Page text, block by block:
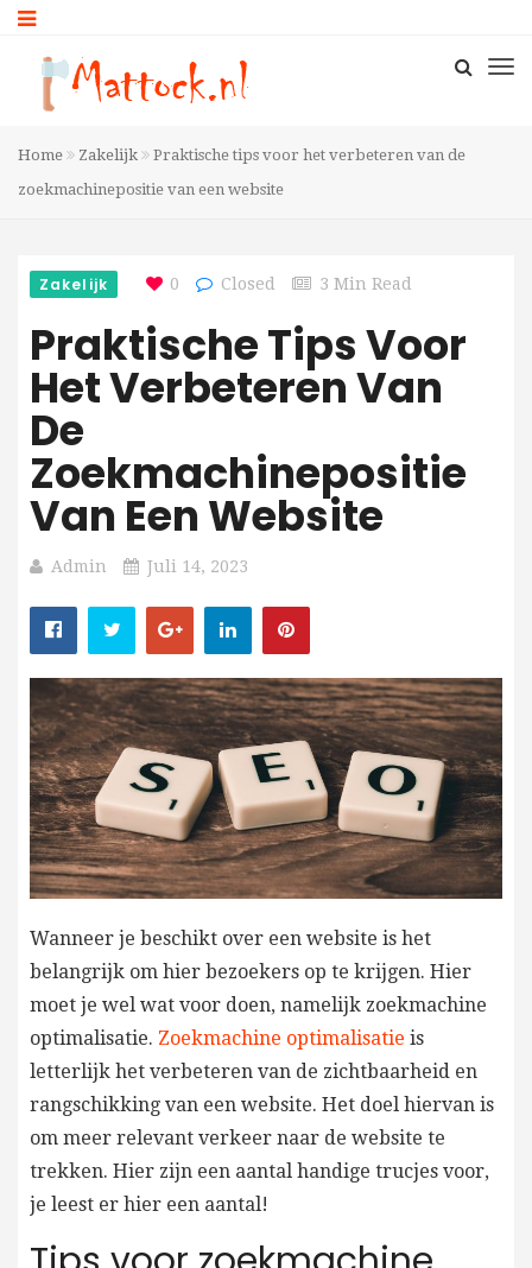
Home Zakelijk
Praktische tips voor het verbeteren van de
zoekmachinepositie van een website
Zakelijk 0 Closed 3 Min Read
Praktische Tips Voor
Het Verbeteren Van
De
Zoekmachinepositie
Van Een Website
Admin Juli 14, 2023
Wanneer je beschikt over een website is het
belangrijk om hier bezoekers op te krijgen. Hier
moet je wel wat voor doen, namelijk zoekmachine
optimalisatie. Zoekmachine optimalisatie is
letterlijk het verbeteren van de zichtbaarheid en
rangschikking van een website. Het doel hiervan is
om meer relevant verkeer naar de website te
trekken. Hier zijn een aantal handige trucjes voor,
je leest er hier een aantal!